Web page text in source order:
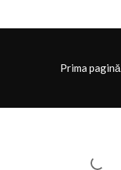
Prima pagină